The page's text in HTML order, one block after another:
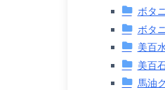
ボタ
ボタ
美百
美百
馬油